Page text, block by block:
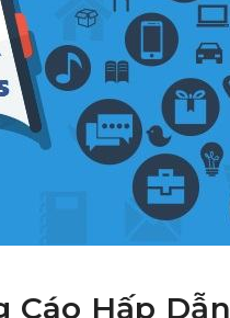
Cáo Hấp Dẫn